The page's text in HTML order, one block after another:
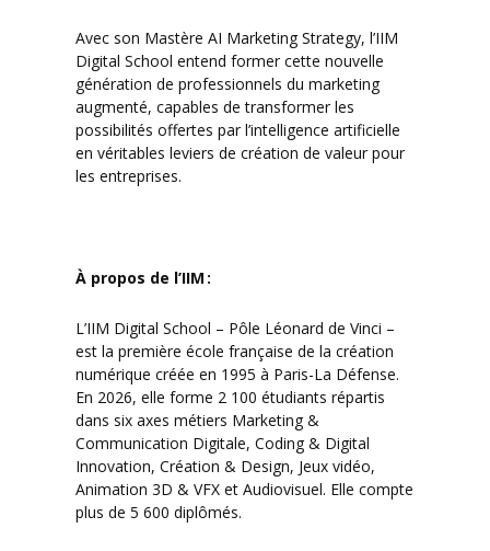
Avec son Mastère AI Marketing Strategy, l’IIM
Digital School entend former cette nouvelle
génération de professionnels du marketing
augmenté, capables de transformer les
possibilités offertes par l’intelligence artificielle
en véritables leviers de création de valeur pour
les entreprises.
À propos de l’IIM :
L’IIM Digital School – Pôle Léonard de Vinci –
est la première école française de la création
numérique créée en 1995 à Paris-La Défense.
En 2026, elle forme 2 100 étudiants répartis
dans six axes métiers Marketing &
Communication Digitale, Coding & Digital
Innovation, Création & Design, Jeux vidéo,
Animation 3D & VFX et Audiovisuel. Elle compte
plus de 5 600 diplômés.